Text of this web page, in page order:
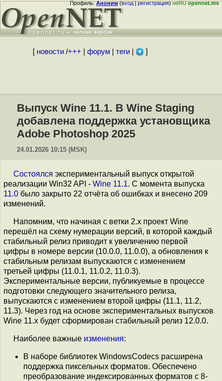
Профиль:Аноним(вход|регистрация)неRUopennet.me
[ новости/+++ форум| теги| ]
Выпуск Wine 11.1. В Wine Staging
добавлена поддержка установщика
Adobe Photoshop 2025
24.01.2026 10:15 (MSK)
Состоялся экспериментальный выпуск открытой
реализации Win32 API - Wine 11.1. С момента выпуска
11.0 было закрыто 22 отчёта об ошибках и внесено 209
изменений.
Напомним, что начиная с ветки 2.x проект Wine
перешёл на схему нумерации версий, в которой каждый
стабильный релиз приводит к увеличению первой
цифры в номере версии (10.0.0, 11.0.0), а обновления к
стабильным релизам выпускаются с изменением
третьей цифры (11.0.1, 11.0.2, 11.0.3).
Экспериментальные версии, публикуемые в процессе
подготовки следующего значительного релиза,
выпускаются с изменением второй цифры (11.1, 11.2,
11.3). Через год на основе экспериментальных выпусков
Wine 11.x будет сформирован стабильный релиз 12.0.0.
Наиболее важные изменения:
В наборе библиотек WindowsCodecs расширена
поддержка пиксельных форматов. Обеспечено
преобразование индексированных форматов с 8-